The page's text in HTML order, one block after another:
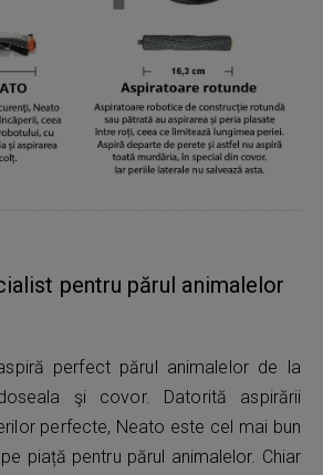
pentru părul animalelor
perfect părul animalelor de la
şi covor. Datorită aspirării
perfecte, Neato este cel mai bun
piață pentru părul animalelor. Chiar